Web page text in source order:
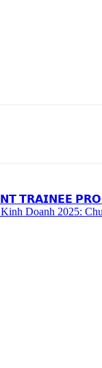
𝗧𝗥𝗔𝗜𝗡𝗘𝗘
Doanh 2025: